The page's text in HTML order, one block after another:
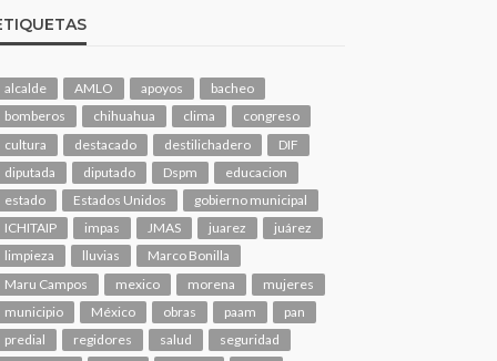
alcalde AMLO apoyos
bacheo
bomberos
chihuahua clima
congreso
cultura
destacado destilichadero
DIF
diputada
diputado Dspm
educacion
estado
Estados Unidos
gobierno municipal
ICHITAIP
impas JMAS juarez
juárez
limpieza
lluvias
Marco Bonilla
Maru Campos
mexico morena
mujeres
municipio
México obras paam
pan
predial
regidores salud
seguridad